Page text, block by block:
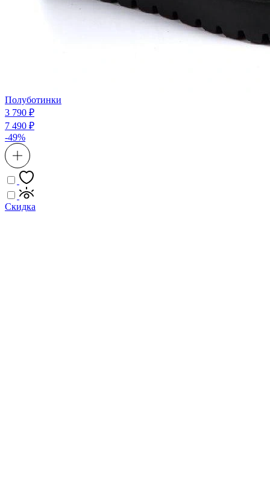
Полуботинки
3 790 ₽
7 490 ₽
-49%
Скидка